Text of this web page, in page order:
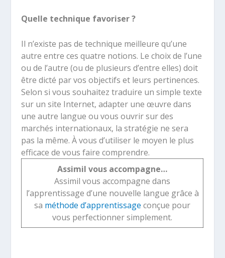
Quelle technique favoriser ?
Il n’existe pas de technique meilleure qu’une
autre entre ces quatre notions. Le choix de l’une
ou de l’autre (ou de plusieurs d’entre elles) doit
être dicté par vos objectifs et leurs pertinences.
Selon si vous souhaitez traduire un simple texte
sur un site Internet, adapter une œuvre dans
une autre langue ou vous ouvrir sur des
marchés internationaux, la stratégie ne sera
pas la même. À vous d’utiliser le moyen le plus
efficace de vous faire comprendre.
Assimil vous accompagne…
Assimil vous accompagne dans
l’apprentissage d’une nouvelle langue grâce à
sa méthode d’apprentissage conçue pour
vous perfectionner simplement.